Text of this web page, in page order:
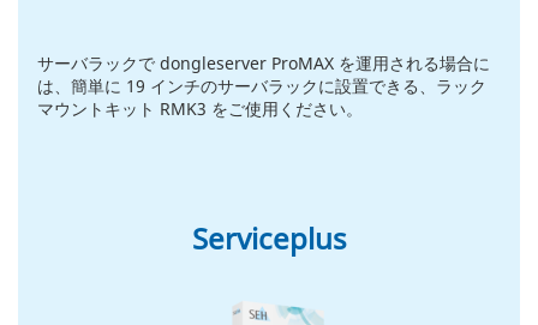
サーバラックで dongleserver ProMAX を運用される場合に
は、簡単に 19 インチのサーバラックに設置できる、ラック
マウントキット RMK3 をご使用ください。
Serviceplus